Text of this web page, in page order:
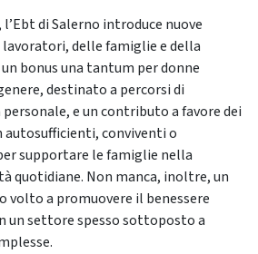
di Salerno introduce nuove
lavoratori, delle famiglie e della
bonus una tantum per donne
destinato a percorsi di
e un contributo a favore dei
conviventi o
supportare le famiglie nella
quotidiane. Non manca, inoltre, un
a promuovere il benessere
un settore spesso sottoposto a